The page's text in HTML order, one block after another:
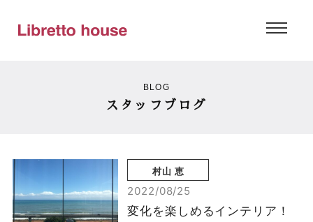
BLOG
スタッフブログ
村山 恵
2022/08/25
変化を楽しめるインテリア！